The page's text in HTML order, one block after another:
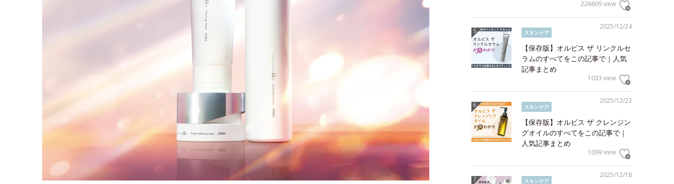
226609 view
2025/12/24
スキンケア
【保存版】オルビス ザ リンクルセ
ラムのすべてをこの記事で｜人気
記事まとめ
1033 view
2025/12/23
スキンケア
【保存版】オルビス ザ クレンジン
グオイルのすべてをこの記事で｜
人気記事まとめ
1099 view
2025/12/18
スキンケア